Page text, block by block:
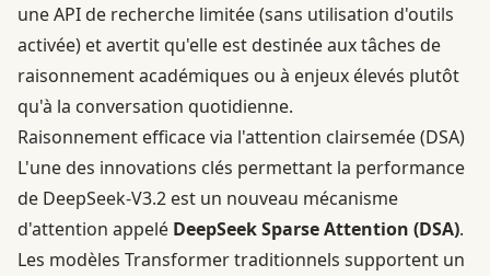
une API de recherche limitée (sans utilisation d'outils
activée) et avertit qu'elle est destinée aux tâches de
raisonnement académiques ou à enjeux élevés plutôt
qu'à la conversation quotidienne.
Raisonnement efficace via l'attention clairsemée (DSA)
L'une des innovations clés permettant la performance
de DeepSeek-V3.2 est un nouveau mécanisme
d'attention appelé DeepSeek Sparse Attention (DSA).
Les modèles Transformer traditionnels supportent un